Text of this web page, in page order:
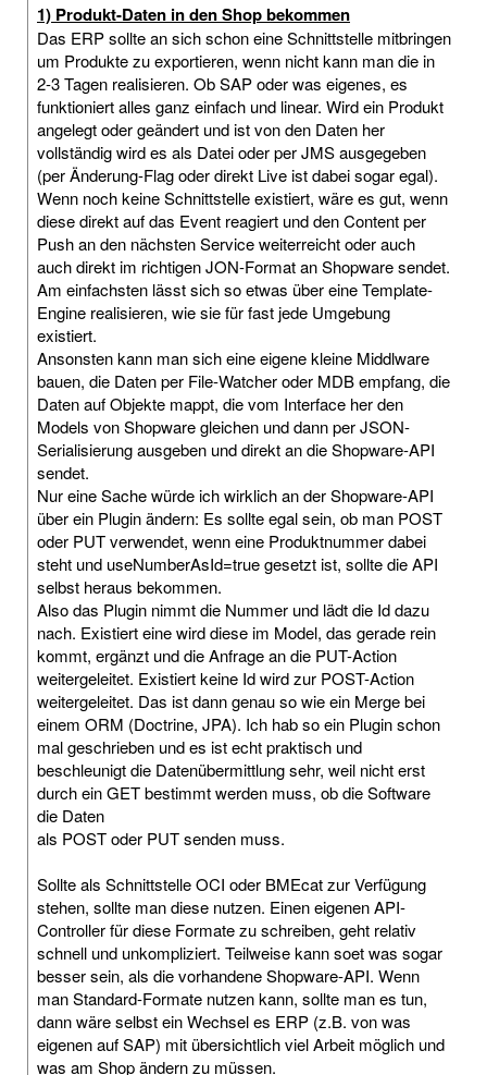
1) Produkt-Daten in den Shop bekommen
Das ERP sollte an sich schon eine Schnittstelle mitbringen
um Produkte zu exportieren, wenn nicht kann man die in
2-3 Tagen realisieren. Ob SAP oder was eigenes, es
funktioniert alles ganz einfach und linear. Wird ein Produkt
angelegt oder geändert und ist von den Daten her
vollständig wird es als Datei oder per JMS ausgegeben
(per Änderung-Flag oder direkt Live ist dabei sogar egal).
Wenn noch keine Schnittstelle existiert, wäre es gut, wenn
diese direkt auf das Event reagiert und den Content per
Push an den nächsten Service weiterreicht oder auch
auch direkt im richtigen JON-Format an Shopware sendet.
Am einfachsten lässt sich so etwas über eine Template-
Engine realisieren, wie sie für fast jede Umgebung
existiert.
Ansonsten kann man sich eine eigene kleine Middlware
bauen, die Daten per File-Watcher oder MDB empfang, die
Daten auf Objekte mappt, die vom Interface her den
Models von Shopware gleichen und dann per JSON-
Serialisierung ausgeben und direkt an die Shopware-API
sendet.
Nur eine Sache würde ich wirklich an der Shopware-API
über ein Plugin ändern: Es sollte egal sein, ob man POST
oder PUT verwendet, wenn eine Produktnummer dabei
steht und useNumberAsId=true gesetzt ist, sollte die API
selbst heraus bekommen.
Also das Plugin nimmt die Nummer und lädt die Id dazu
nach. Existiert eine wird diese im Model, das gerade rein
kommt, ergänzt und die Anfrage an die PUT-Action
weitergeleitet. Existiert keine Id wird zur POST-Action
weitergeleitet. Das ist dann genau so wie ein Merge bei
einem ORM (Doctrine, JPA). Ich hab so ein Plugin schon
mal geschrieben und es ist echt praktisch und
beschleunigt die Datenübermittlung sehr, weil nicht erst
durch ein GET bestimmt werden muss, ob die Software
die Daten
als POST oder PUT senden muss.
Sollte als Schnittstelle OCI oder BMEcat zur Verfügung
stehen, sollte man diese nutzen. Einen eigenen API-
Controller für diese Formate zu schreiben, geht relativ
schnell und unkompliziert. Teilweise kann soet was sogar
besser sein, als die vorhandene Shopware-API. Wenn
man Standard-Formate nutzen kann, sollte man es tun,
dann wäre selbst ein Wechsel es ERP (z.B. von was
eigenen auf SAP) mit übersichtlich viel Arbeit möglich und
was am Shop ändern zu müssen.